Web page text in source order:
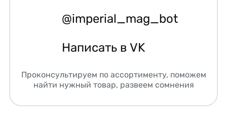
@imperial_mag_bot
Написать в VK
Проконсультируем по ассортименту, поможем
найти нужный товар, развеем сомнения